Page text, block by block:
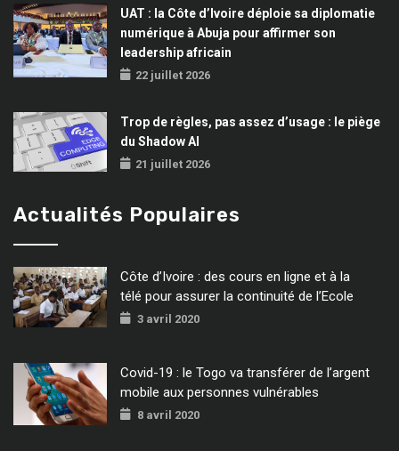
UAT : la Côte d’Ivoire déploie sa diplomatie
numérique à Abuja pour affirmer son
leadership africain
22 juillet 2026
Trop de règles, pas assez d’usage : le piège
du Shadow AI
21 juillet 2026
Actualités Populaires
Côte d’Ivoire : des cours en ligne et à la
télé pour assurer la continuité de l’Ecole
3 avril 2020
Covid-19 : le Togo va transférer de l’argent
mobile aux personnes vulnérables
8 avril 2020